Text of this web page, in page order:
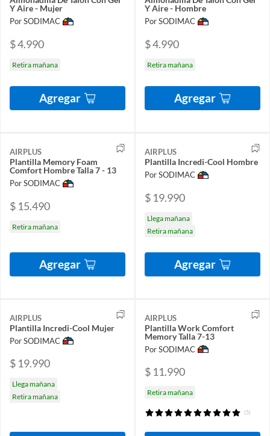
Y Aire - Mujer
Por SODIMAC
$ 4.990
Retira mañana
Agregar
Y Aire - Hombre
Por SODIMAC
$ 4.990
Retira mañana
Agregar
AIRPLUS
Plantilla Memory Foam
Comfort Hombre Talla 7 - 13
Por SODIMAC
$ 15.490
Retira mañana
Agregar
AIRPLUS
Plantilla Incredi-Cool Hombre
Por SODIMAC
$ 19.990
Llega mañana
Retira mañana
Agregar
AIRPLUS
Plantilla Incredi-Cool Mujer
Por SODIMAC
$ 19.990
Llega mañana
Retira mañana
AIRPLUS
Plantilla Work Comfort
Memory Talla 7-13
Por SODIMAC
$ 11.990
Retira mañana
(5)